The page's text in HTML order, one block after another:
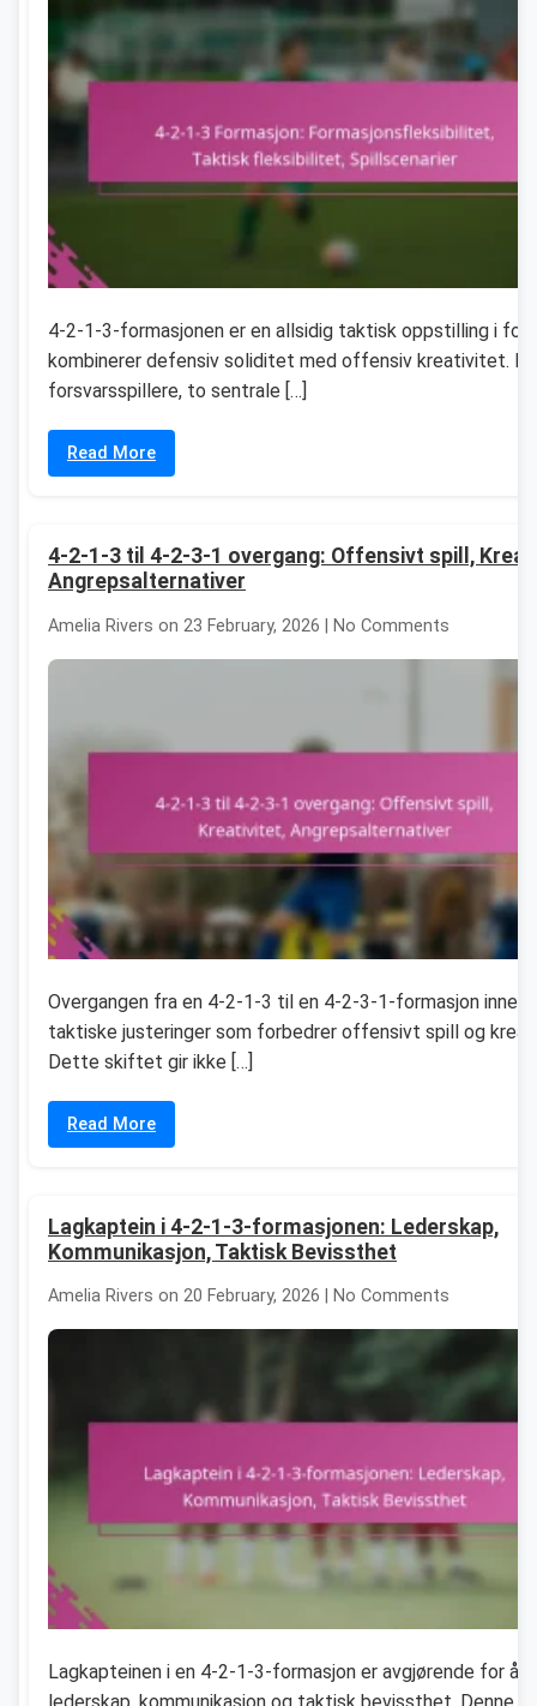
4-2-1-3-formasjonen er en allsidig taktisk oppstilling i
kombinerer defensiv soliditet med offensiv kreativitet.
forsvarsspillere, to sentrale […]
Read More
4-2-1-3 til 4-2-3-1 overgang: Offensivt spill,
Angrepsalternativer
Amelia Rivers on 23 February, 2026 | No Comments
Overgangen fra en 4-2-1-3 til en 4-2-3-1-formasjon
taktiske justeringer som forbedrer offensivt spill og
Dette skiftet gir ikke […]
Read More
Lagkaptein i 4-2-1-3-formasjonen: Lederskap,
Kommunikasjon, Taktisk Bevissthet
Amelia Rivers on 20 February, 2026 | No Comments
Lagkapteinen i en 4-2-1-3-formasjon er avgjørende for å